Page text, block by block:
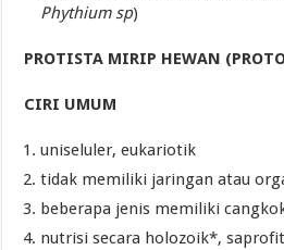
Phythium sp)
PROTISTA MIRIP HEWAN
CIRI UMUM
uniseluler, eukariotik
tidak memiliki jaringan atau
beberapa jenis memiliki
nutrisi secara holozoik*,